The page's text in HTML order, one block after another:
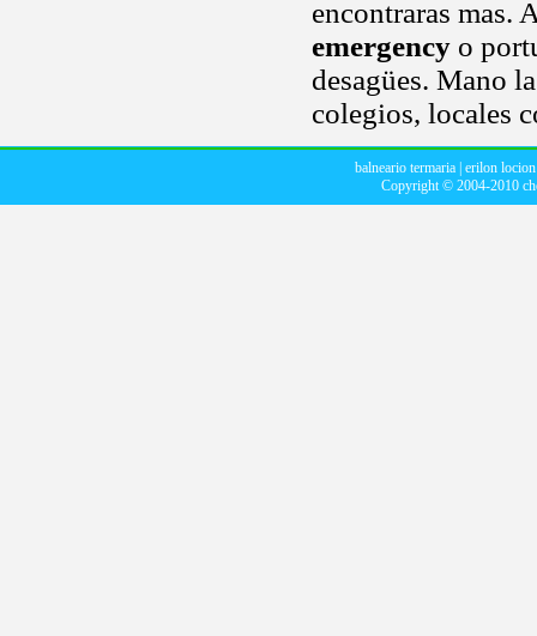
encontraras mas.
emergency o
desagües. Mano
colegios, locales
balneario termaria erilon locion
Copyright © 2004-2010